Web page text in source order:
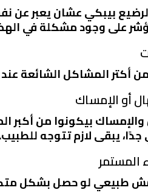
بيبكي عشان يعبر عن
على وجود مشكلة في
من أكتر المشاكل الشائعة
والإمساك بيكونوا من أكبر
يبقى لازم تتوجه للطبيب.
طبيعي لو حصل بشكل